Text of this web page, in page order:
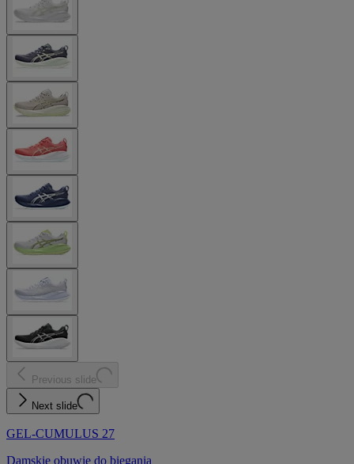
Previous slide
Next slide
GEL-CUMULUS 27
Damskie obuwie do biegania